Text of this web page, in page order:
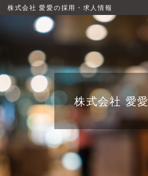
株式会社 愛愛の採用・求人情報
株式会社 愛愛